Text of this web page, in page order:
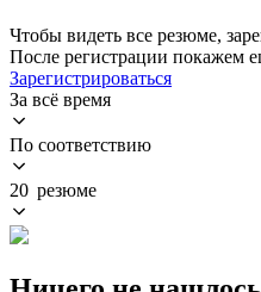
Чтобы видеть все резюме,
После регистрации покажем
Зарегистрироваться
За всё время
По соответствию
20 резюме